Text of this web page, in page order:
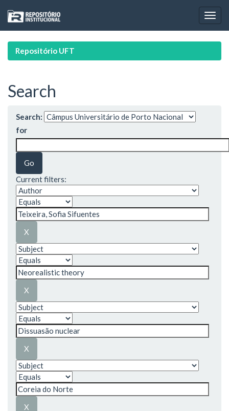
navigation
Repositório UFT
Search
Search:
for
Current filters: